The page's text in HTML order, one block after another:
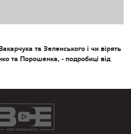
та Зеленського і чи вірять
та Порошенка, - подробиці від